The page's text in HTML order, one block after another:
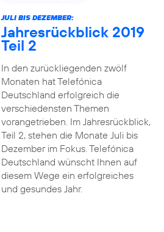
JULI BIS DEZEMBER:
Jahresrückblick 2019
Teil 2
In den zurückliegenden zwölf
Monaten hat Telefónica
Deutschland erfolgreich die
verschiedensten Themen
vorangetrieben. Im Jahresrückblick,
Teil 2, stehen die Monate Juli bis
Dezember im Fokus. Telefónica
Deutschland wünscht Ihnen auf
diesem Wege ein erfolgreiches
und gesundes Jahr.